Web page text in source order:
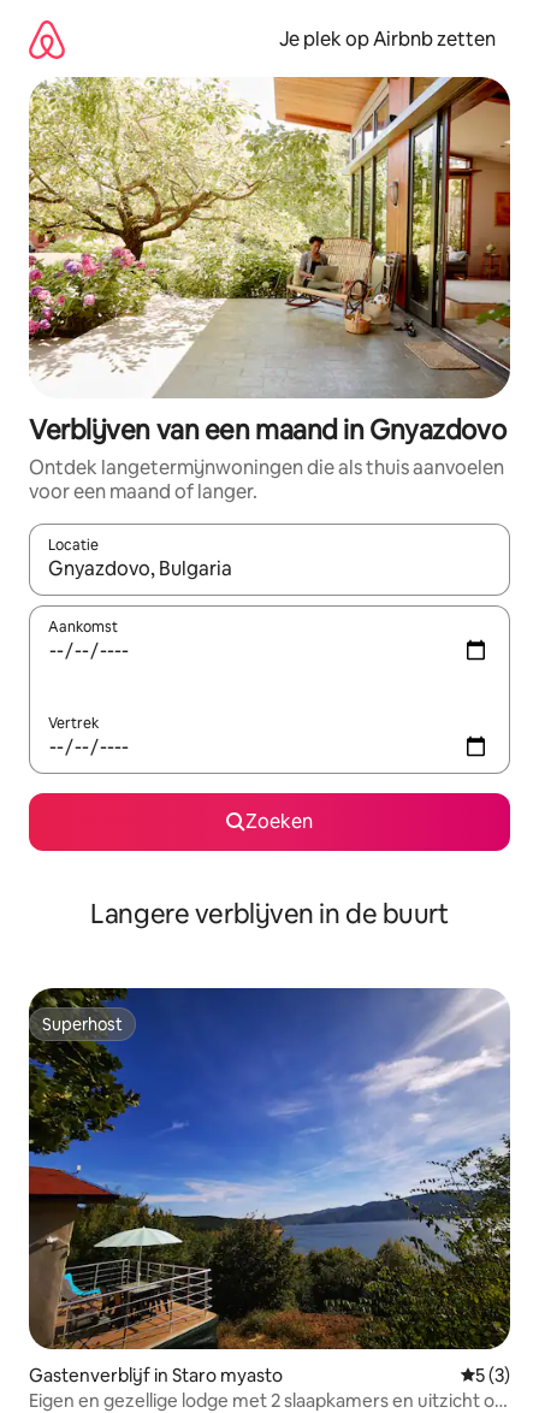
direct
naar
inhoud
Je plek op Airbnb zetten
Verblijven van een maand in Gnyazdovo
Ontdek langetermijnwoningen die als thuis aanvoelen
voor een maand of langer.
Locatie
Wanneer er resultaten beschikbaar zijn, maak je een keuze
Aankomst
Vertrek
Zoeken
Langere verblijven in de buurt
Superhost
Superhost
Gastenverblijf in Staro myasto
5 (3)
Eigen en gezellige lodge met 2 slaapkamers en uitzicht op